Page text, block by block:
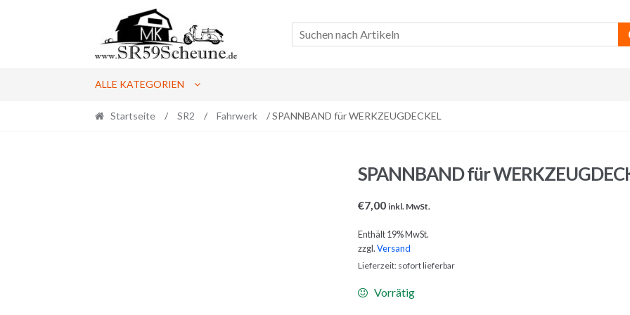
navigation
content
ALLE KATEGORIEN
Startseite / SR2 / Fahrwerk / SPANNBAND für WERKZEUGDECKEL
SPANNBAND für
€7,00 inkl. MwSt.
Enthält 19% MwSt.
zzgl.Versand
Lieferzeit: sofort lieferbar
Vorrätig